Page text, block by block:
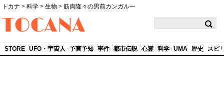
トカナ > 科学 > 生物 > 筋肉隆々の男前カンガルー
STORE UFO・宇宙人 予言予知 事件 都市伝説 心霊 科学 UMA 歴史 スピ